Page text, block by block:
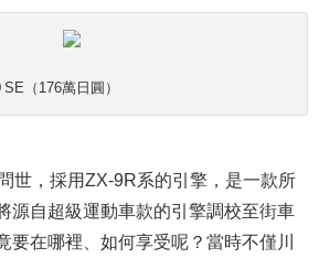
（176萬日圓）
世，採用ZX-9R系的引擎，是一款所
源自超級運動車款的引擎調校至街車
要在哪裡、如何享受呢？當時不僅川